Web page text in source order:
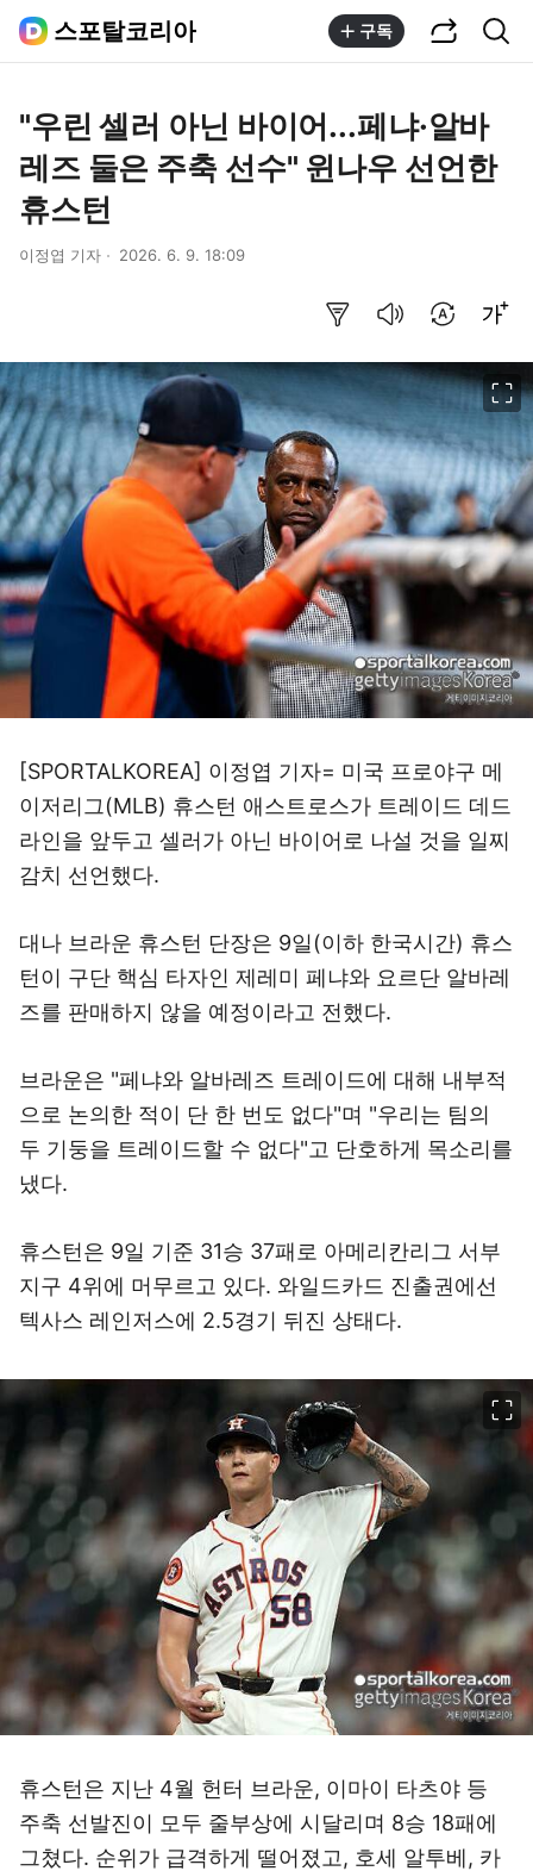
스포탈코리아 구독
"우린 셀러 아닌 바이어...페냐·알바
레즈 둘은 주축 선수" 윈나우 선언한
휴스턴
이정엽 기자 2026. 6. 9. 18:09
[SPORTALKOREA] 이정엽 기자= 미국 프로야구 메
이저리그(MLB) 휴스턴 애스트로스가 트레이드 데드
라인을 앞두고 셀러가 아닌 바이어로 나설 것을 일찌
감치 선언했다.
대나 브라운 휴스턴 단장은 9일(이하 한국시간) 휴스
턴이 구단 핵심 타자인 제레미 페냐와 요르단 알바레
즈를 판매하지 않을 예정이라고 전했다.
브라운은 "페냐와 알바레즈 트레이드에 대해 내부적
으로 논의한 적이 단 한 번도 없다"며 "우리는 팀의
두 기둥을 트레이드할 수 없다"고 단호하게 목소리를
냈다.
휴스턴은 9일 기준 31승 37패로 아메리칸리그 서부
지구 4위에 머무르고 있다. 와일드카드 진출권에선
텍사스 레인저스에 2.5경기 뒤진 상태다.
휴스턴은 지난 4월 헌터 브라운, 이마이 타츠야 등
주축 선발진이 모두 줄부상에 시달리며 8승 18패에
그쳤다. 순위가 급격하게 떨어졌고, 호세 알투베, 카